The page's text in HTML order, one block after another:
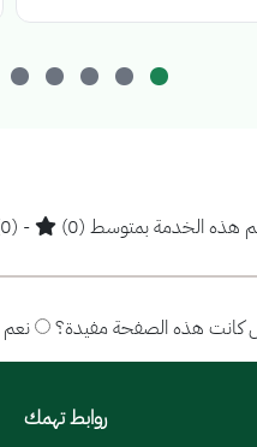
هذه الخدمة بمتوسط (0) - (0) مُصوت
كانت هذه الصفحة مفيدة؟ نعم
روابط تهمك